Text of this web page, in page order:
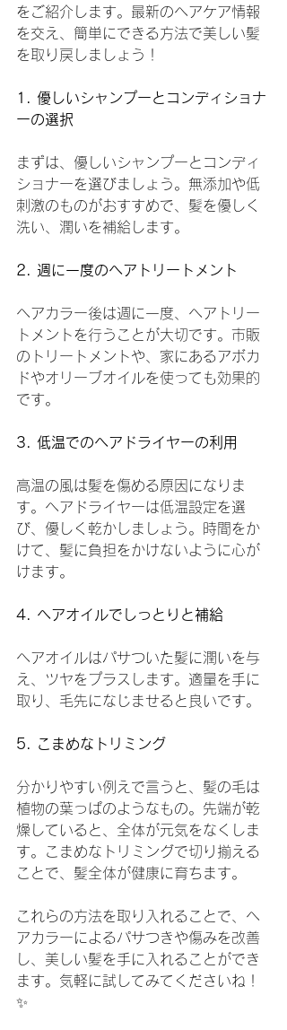
をご紹介します。最新のヘアケア情報
を交え、簡単にできる方法で美しい髪
を取り戻しましょう！
1. 優しいシャンプーとコンディショナ
ーの選択
まずは、優しいシャンプーとコンディ
ショナーを選びましょう。無添加や低
刺激のものがおすすめで、髪を優しく
洗い、潤いを補給します。
2. 週に一度のヘアトリートメント
ヘアカラー後は週に一度、ヘアトリー
トメントを行うことが大切です。市販
のトリートメントや、家にあるアボカ
ドやオリーブオイルを使っても効果的
です。
3. 低温でのヘアドライヤーの利用
高温の風は髪を傷める原因になりま
す。ヘアドライヤーは低温設定を選
び、優しく乾かしましょう。時間をか
けて、髪に負担をかけないように心が
けます。
4. ヘアオイルでしっとりと補給
ヘアオイルはパサついた髪に潤いを与
え、ツヤをプラスします。適量を手に
取り、毛先になじませると良いです。
5. こまめなトリミング
分かりやすい例えで言うと、髪の毛は
植物の葉っぱのようなもの。先端が乾
燥していると、全体が元気をなくしま
す。こまめなトリミングで切り揃える
ことで、髪全体が健康に育ちます。
これらの方法を取り入れることで、ヘ
アカラーによるパサつきや傷みを改善
し、美しい髪を手に入れることができ
ます。気軽に試してみてくださいね！
✨